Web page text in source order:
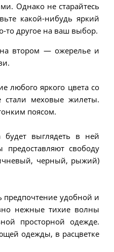
Однако не старайтесь
какой-нибудь яркий
то другое на ваш выбор.
на втором — ожерелье и
любого яркого цвета со
меховые жилеты.
поясом.
выглядеть в ней
свободу
черный, рыжий)
предпочтение удобной и
нежные тихие волны
просторной одежде.
одежды, в расцветке